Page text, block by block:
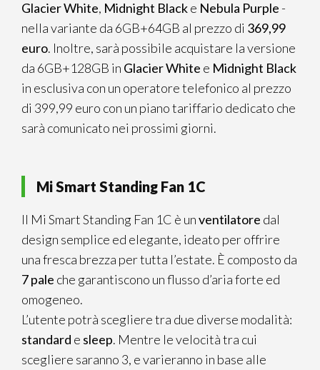
Glacier White, Midnight Blacke Nebula Purple -
nella variante da 6GB+64GB al prezzo di 369,99
euro. Inoltre, sarà possibile acquistare la versione
da 6GB+128GB in Glacier White e Midnight Black
in esclusiva con un operatore telefonico al prezzo
di 399,99 euro con un piano tariffario dedicato che
sarà comunicato nei prossimi giorni.
Mi Smart Standing Fan 1C
Il Mi Smart Standing Fan 1C è unventilatore dal
design semplice ed elegante, ideato per offrire
una fresca brezza per tutta l’estate. È composto da
7 pale che garantiscono un flusso d’aria forte ed
omogeneo.
L’utente potrà scegliere tra due diverse modalità:
standard e sleep. Mentre le velocità tra cui
scegliere saranno 3, e varieranno in base alle